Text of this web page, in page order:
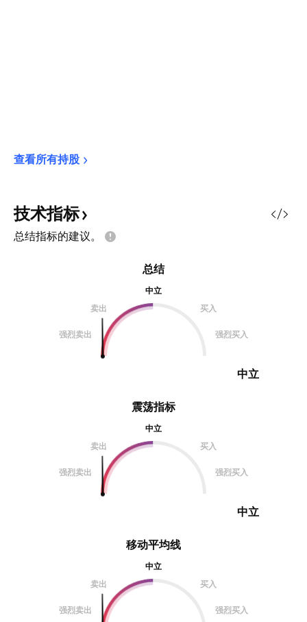
查看所有持股
技术指标
总结指标的建议。
震荡指标
中立
卖出
买入
强烈卖出 强烈买入
中立
总结
中立
卖出
买入
强烈卖出 强烈买入
中立
移动平均线
中立
卖出
买入
强烈卖出 强烈买入